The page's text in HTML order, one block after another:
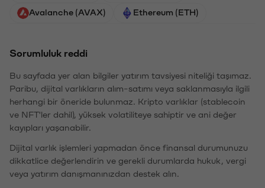
Avalanche (AVAX) Ethereum (ETH)
Sorumluluk reddi
Bu sayfada yer alan bilgiler yatırım tavsiyesi niteliği taşımaz.
Paribu, dijital varlıkların alım-satımı veya saklanmasıyla ilgili
herhangi bir öneride bulunmaz. Kripto varlıklar (stablecoin
ve NFT'ler dahil), yüksek volatiliteye sahiptir ve ani değer
kayıpları yaşanabilir.
Dijital varlık işlemleri yapmadan önce finansal durumunuzu
dikkatlice değerlendirin ve gerekli durumlarda hukuk, vergi
veya yatırım danışmanınızdan destek alın.